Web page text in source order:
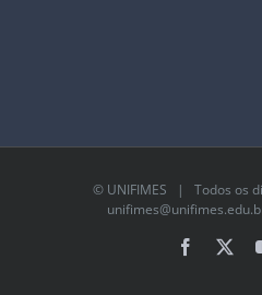
© UNIFIMES | Todos os
Facebook